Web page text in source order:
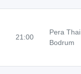
21:00
Pera Thai
Bodrum